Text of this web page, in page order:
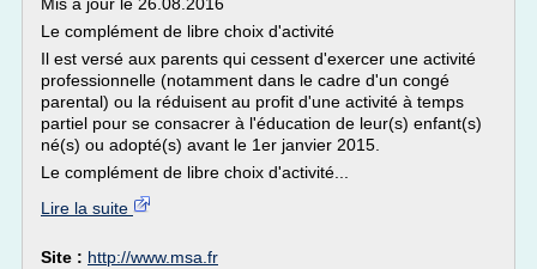
Le complément de libre choix d'activité
Il est versé aux parents qui cessent d'exercer une activité
professionnelle (notamment dans le cadre d'un congé
parental) ou la réduisent au profit d'une activité à temps
partiel pour se consacrer à l'éducation de leur(s) enfant(s)
né(s) ou adopté(s) avant le 1er janvier 2015.
Le complément de libre choix d'activité...
Lire la suite
Site : http://www.msa.fr